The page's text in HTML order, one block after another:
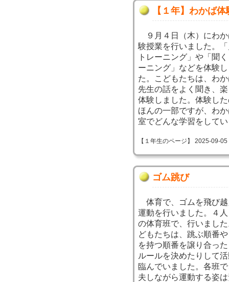
【１年】わかば
９月４日（木）にわか
験授業を行いました。
トレーニング」や「聞
ーニング」などを体験
た。こどもたちは、わ
先生の話をよく聞き、
体験しました。体験し
ほんの一部ですが、わ
室でどんな学習をして
【１年生のページ】 2025-09-
ゴム跳び
体育で、ゴムを飛び越
運動を行いました。４
の体育班で、行いまし
どもたちは、跳ぶ順番
を持つ順番を譲り合っ
ルールを決めたりして
臨んでいました。各班
夫しながら運動する姿